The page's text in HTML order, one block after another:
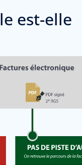
est-elle